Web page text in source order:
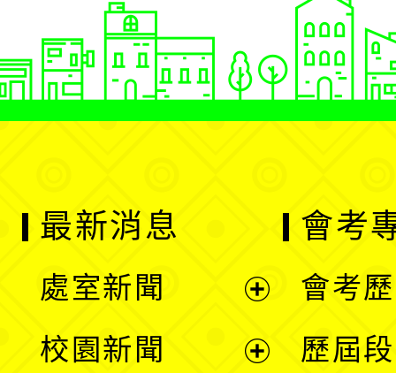
最新消息
處室新聞
校園新聞
會考
會考
歷屆